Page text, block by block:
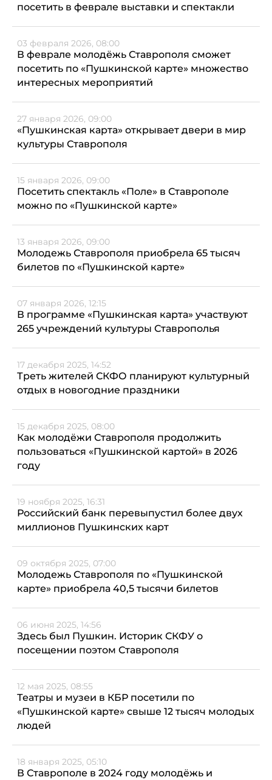
посетить в феврале выставки и спектакли
03 февраля 2026, 08:00
В феврале молодёжь Ставрополя сможет
посетить по «Пушкинской карте» множество
интересных мероприятий
27 января 2026, 09:00
«Пушкинская карта» открывает двери в мир
культуры Ставрополя
15 января 2026, 09:00
Посетить спектакль «Поле» в Ставрополе
можно по «Пушкинской карте»
13 января 2026, 09:00
Молодежь Ставрополя приобрела 65 тысяч
билетов по «Пушкинской карте»
07 января 2026, 12:15
В программе «Пушкинская карта» участвуют
265 учреждений культуры Ставрополья
17 декабря 2025, 14:52
Треть жителей СКФО планируют культурный
отдых в новогодние праздники
15 декабря 2025, 08:00
Как молодёжи Ставрополя продолжить
пользоваться «Пушкинской картой» в 2026
году
19 ноября 2025, 16:31
Российский банк перевыпустил более двух
миллионов Пушкинских карт
09 октября 2025, 07:00
Молодежь Ставрополя по «Пушкинской
карте» приобрела 40,5 тысячи билетов
06 июня 2025, 14:56
Здесь был Пушкин. Историк СКФУ о
посещении поэтом Ставрополя
12 мая 2025, 08:55
Театры и музеи в КБР посетили по
«Пушкинской карте» свыше 12 тысяч молодых
людей
18 января 2025, 05:10
В Ставрополе в 2024 году молодёжь и